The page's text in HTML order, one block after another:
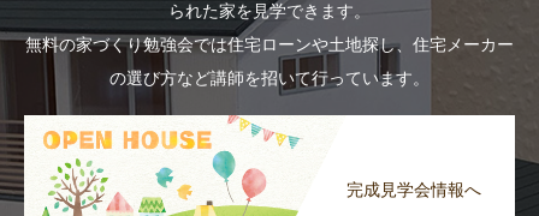
られた家を見学できます。
無料の家づくり勉強会では住宅ローンや土地探し、住宅メーカー
の選び方など講師を招いて行っています。
完成見学会情報へ